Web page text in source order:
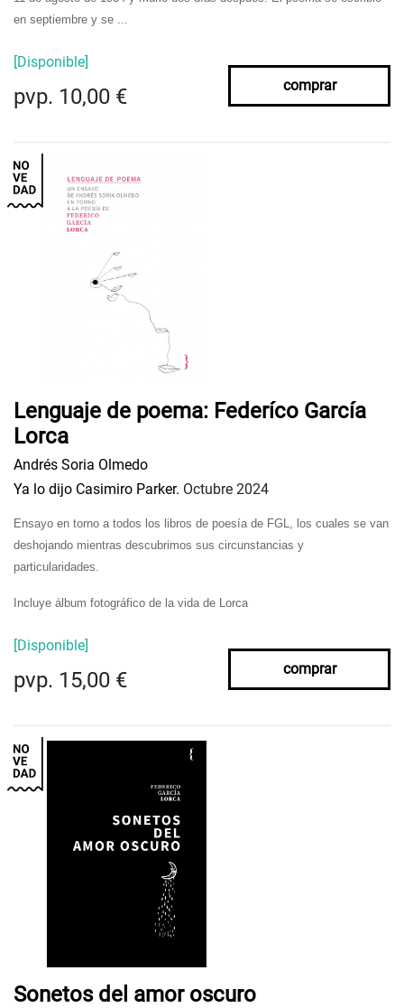
en septiembre y se ...
[Disponible]
pvp. 10,00 € comprar
Lenguaje de poema: Federíco García
Lorca
Andrés Soria Olmedo
Ya lo dijo Casimiro Parker. Octubre 2024
Ensayo en torno a todos los libros de poesía de FGL, los cuales se van
deshojando mientras descubrimos sus circunstancias y
particularidades.
Incluye álbum fotográfico de la vida de Lorca
[Disponible]
pvp. 15,00 € comprar
Sonetos del amor oscuro